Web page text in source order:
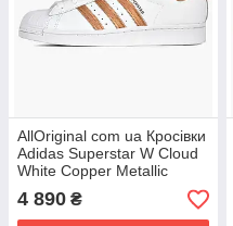
AllOriginal com ua Кросівки
Adidas Superstar W Cloud
White Copper Metallic
FX7484 РОЗМІРИ
ЗАПИТУЙТЕ
4 890 ₴